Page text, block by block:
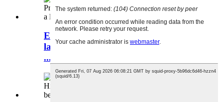
El proveïdor de peixos de col·lagen de
la Xina Fish Collag de peixos marins
...